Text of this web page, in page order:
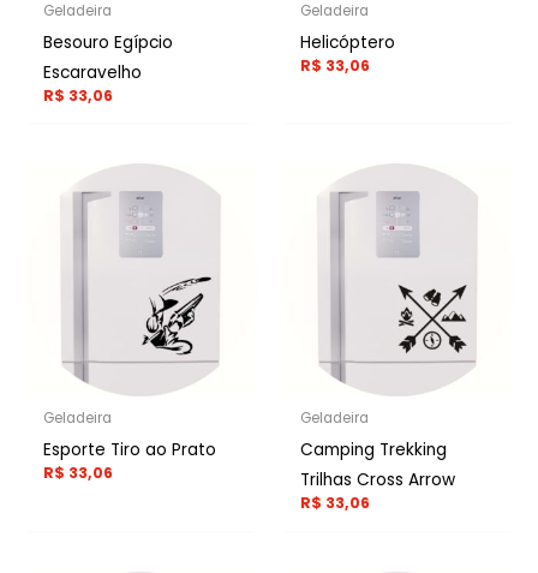
Geladeira
Besouro Egípcio
Escaravelho
R$ 33,06
Geladeira
Helicóptero
R$ 33,06
Geladeira
Esporte Tiro ao Prato
R$ 33,06
Geladeira
Camping Trekking
Trilhas Cross Arrow
R$ 33,06